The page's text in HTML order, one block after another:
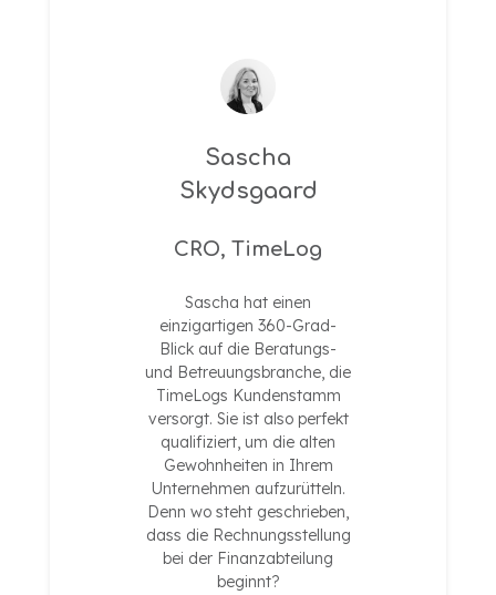
Sascha
Skydsgaard
CRO, TimeLog
Sascha hat einen
einzigartigen 360-Grad-
Blick auf die Beratungs-
und Betreuungsbranche, die
TimeLogs Kundenstamm
versorgt. Sie ist also perfekt
qualifiziert, um die alten
Gewohnheiten in Ihrem
Unternehmen aufzurütteln.
Denn wo steht geschrieben,
dass die Rechnungsstellung
bei der Finanzabteilung
beginnt?